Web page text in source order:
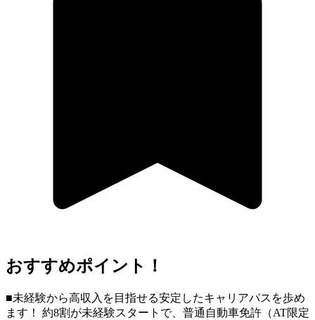
おすすめポイント！
■未経験から高収入を目指せる安定したキャリアパスを歩め
ます！ 約8割が未経験スタートで、普通自動車免許（AT限定